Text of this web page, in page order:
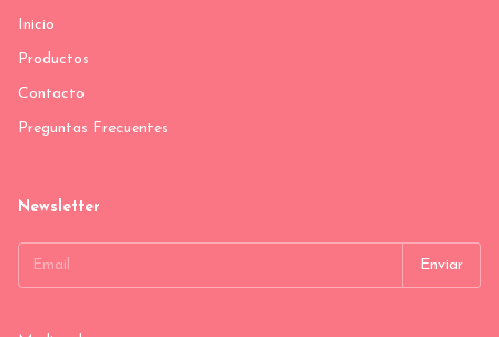
Inicio
Productos
Contacto
Preguntas Frecuentes
Newsletter